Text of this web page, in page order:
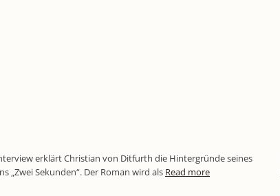
erklärt Christian von Ditfurth die Hintergründe seines
„Zwei Sekunden“. Der Roman wird als Read more